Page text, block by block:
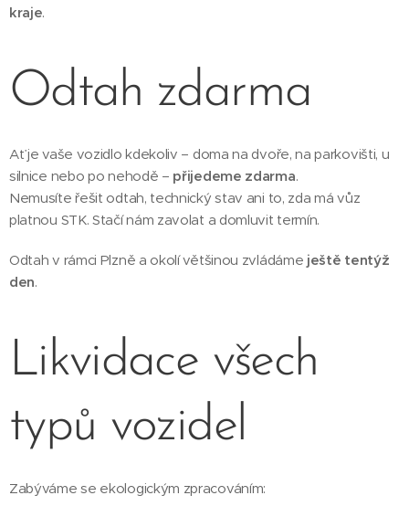
kraje.
Odtah zdarma
Ať je vaše vozidlo kdekoliv – doma na dvoře, na parkovišti, u
silnice nebo po nehodě – přijedeme zdarma.
Nemusíte řešit odtah, technický stav ani to, zda má vůz
platnou STK. Stačí nám zavolat a domluvit termín.
Odtah v rámci Plzně a okolí většinou zvládáme ještě tentýž
den.
Likvidace všech
typů vozidel
Zabýváme se ekologickým zpracováním: